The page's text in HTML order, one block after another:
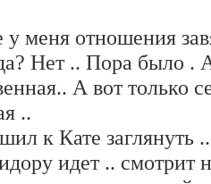
меня отношения
Нет .. Пора было .
А вот только
..
к Кате заглянуть
идет .. смотрит